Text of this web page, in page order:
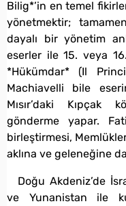
Bilig*’in en temel
yönetmektir;
dayalı bir yönetim
eserler ile 15. veya
*Hükümdar* (Il
Machiavelli bile
Mısır’daki Kıpçak
gönderme yapar.
birleştirmesi,
aklına ve geleneğine
Doğu Akdeniz’de
ve Yunanistan ile